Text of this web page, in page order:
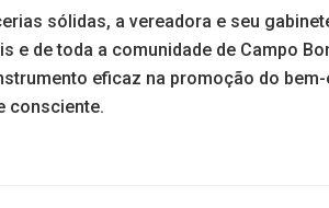
sólidas, a vereadora e seu
e de toda a comunidade de Campo
eficaz na promoção do
consciente.